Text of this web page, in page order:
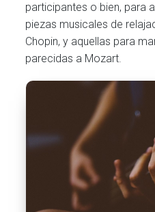
participantes o bien, para
piezas musicales de
Chopin, y aquellas para
parecidas a Mozart.